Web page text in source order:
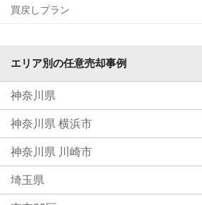
買戻しプラン
エリア別の任意売却事例
神奈川県
神奈川県 横浜市
神奈川県 川崎市
埼玉県